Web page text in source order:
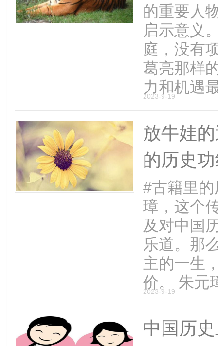
的重要人
启示意义
庭，没有
葛亮那样
力和机遇
2023-9-19
放牛娃
的历史
#古籍里
璋，这个
及对中国
乐道。那
主的一生
价。 朱元
2023-9-19
中国历